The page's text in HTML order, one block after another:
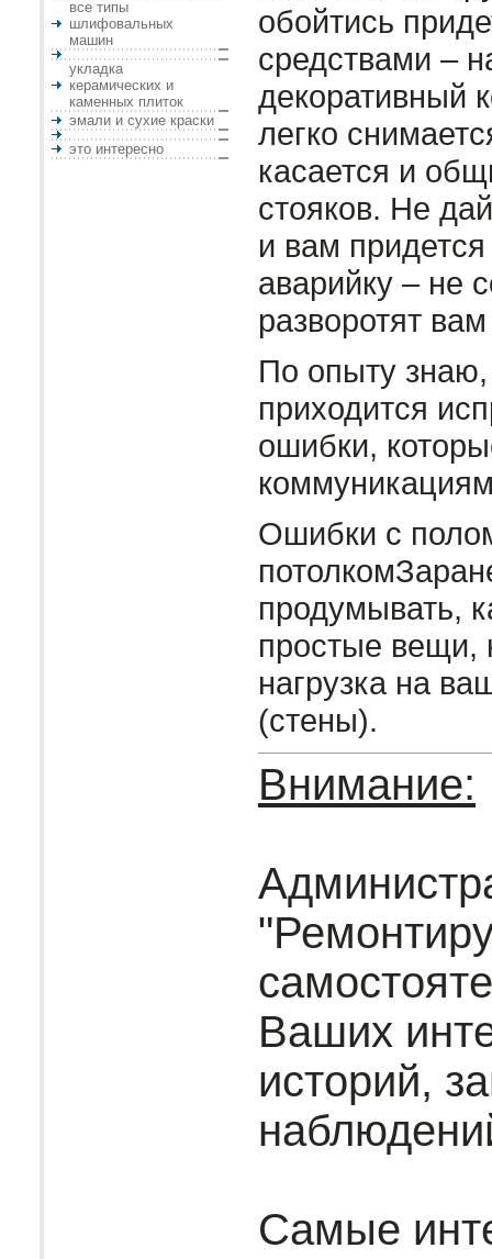
все типы
шлифовальных
машин
укладка
керамических и
каменных плиток
эмали и сухие краски
это интересно
обойтись
средствами –
декоративный
легко
касается и
стояков. Не
и вам
аварийку – не
разворотят
По опыту
приходится
ошибки,
Ошибки с
продумывать,
простые вещи,
нагрузка на
(стены).
Внимание:
Ваших
историй,
Самые